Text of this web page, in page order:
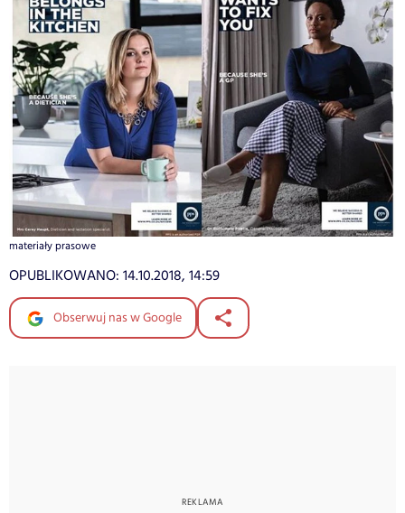
materiały prasowe
OPUBLIKOWANO: 14.10.2018, 14:59
Obserwuj nas w Google